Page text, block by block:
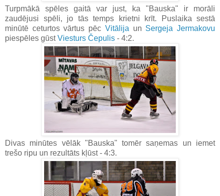
Turpmākā spēles gaitā var just, ka "Bauska" ir morāli
zaudējusi spēli, jo tās temps krietni krīt. Puslaika sestā
minūtē ceturtos vārtus pēc Vitālija un Sergeja Jermakovu
piespēles gūstViesturs Čepulis - 4:2.
Divas minūtes vēlāk "Bauska" tomēr saņemas un iemet
trešo ripu un rezultāts kļūst - 4:3.